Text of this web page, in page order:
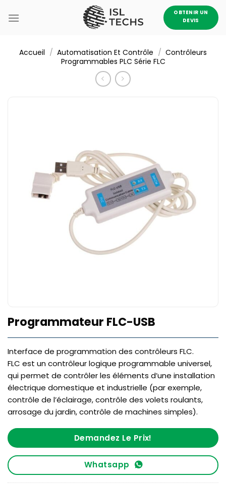
au
OBTENIR UN
DEVIS
Accueil / Automatisation Et Contrôle / Contrôleurs
Programmables PLC Série FLC
Programmateur FLC-USB
Interface de programmation des contrôleurs FLC.
FLC est un contrôleur logique programmable universel,
qui permet de contrôler les éléments d’une installation
électrique domestique et industrielle (par exemple,
contrôle de l’éclairage, contrôle des volets roulants,
arrosage du jardin, contrôle de machines simples).
Demandez Le Prix!
Whatsapp